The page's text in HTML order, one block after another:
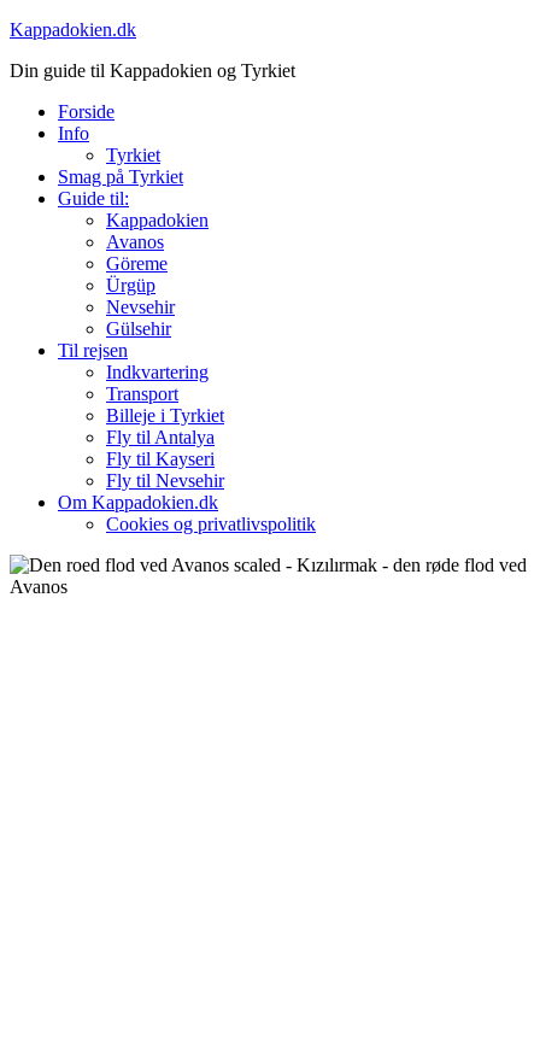
Skip
content
Kappadokien.dk
Din guide til Kappadokien og Tyrkiet
Forside
Info
Tyrkiet
Smag på Tyrkiet
Guide til:
Kappadokien
Avanos
Göreme
Ürgüp
Nevsehir
Gülsehir
Til rejsen
Indkvartering
Transport
Billeje i Tyrkiet
Fly til Antalya
Fly til Kayseri
Fly til Nevsehir
Om Kappadokien.dk
Cookies og privatlivspolitik